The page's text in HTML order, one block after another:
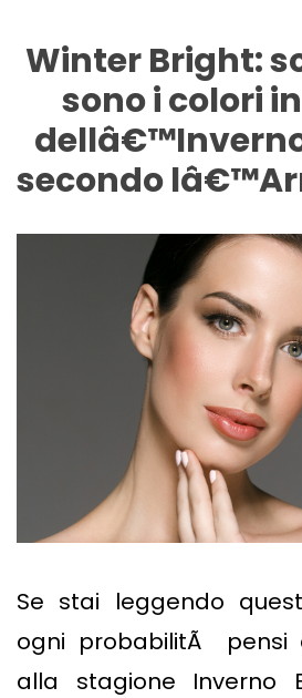
Winter Bright:
sono i colori
secondo
Se stai leggendo
ogni probabilitÃ pensi
alla stagione Inverno